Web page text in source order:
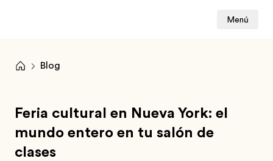
Menú
Blog
Feria cultural en Nueva York: el
mundo entero en tu salón de
clases